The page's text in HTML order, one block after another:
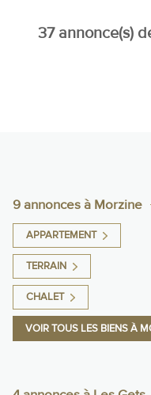
37annonce(s)
9 annonces à Morzine
APPARTEMENT
TERRAIN
CHALET
VOIR TOUS LES BIENS À